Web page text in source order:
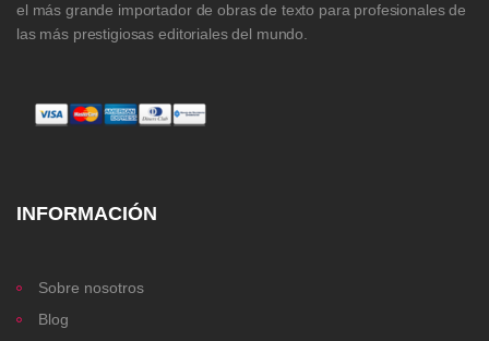
el más grande importador de obras de texto para profesionales de
las más prestigiosas editoriales del mundo.
INFORMACIÓN
Sobre nosotros
Blog